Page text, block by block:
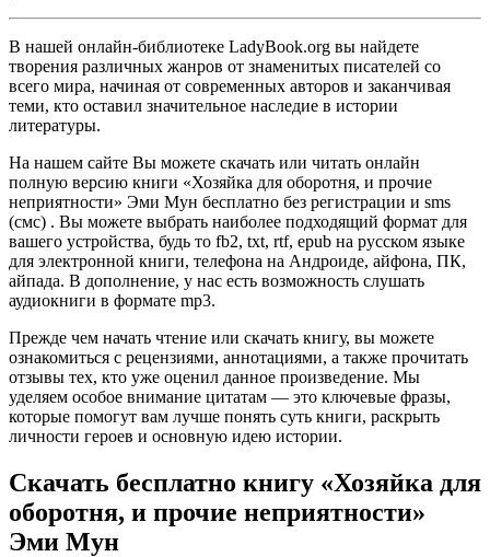
В нашей онлайн-библиотеке LadyBook.org вы найдете
творения различных жанров от знаменитых писателей со
всего мира, начиная от современных авторов и заканчивая
теми, кто оставил значительное наследие в истории
литературы.
На нашем сайте Вы можете скачать или читать онлайн
полную версию книги «Хозяйка для оборотня, и прочие
неприятности» Эми Мун бесплатно без регистрации и sms
(смс) . Вы можете выбрать наиболее подходящий формат для
вашего устройства, будь то fb2, txt, rtf, epub на русском языке
для электронной книги, телефона на Андроиде, айфона, ПК,
айпада. В дополнение, у нас есть возможность слушать
аудиокниги в формате mp3.
Прежде чем начать чтение или скачать книгу, вы можете
ознакомиться с рецензиями, аннотациями, а также прочитать
отзывы тех, кто уже оценил данное произведение. Мы
уделяем особое внимание цитатам — это ключевые фразы,
которые помогут вам лучше понять суть книги, раскрыть
личности героев и основную идею истории.
Скачать бесплатно книгу «Хозяйка для
оборотня, и прочие неприятности»
Эми Мун